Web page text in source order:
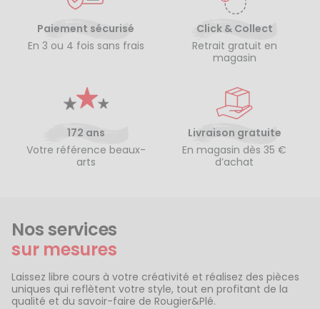
Paiement sécurisé
En 3 ou 4 fois sans frais
Click & Collect
Retrait gratuit en
magasin
172 ans
Votre référence beaux-
arts
Livraison gratuite
En magasin dès 35 €
d’achat
Nos services
sur mesures
Laissez libre cours à votre créativité et réalisez des pièces
uniques qui reflètent votre style, tout en profitant de la
qualité et du savoir-faire de Rougier&Plé.